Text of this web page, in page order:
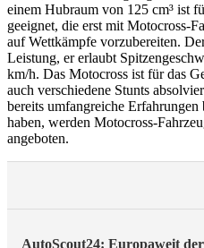
einem Hubraum von 125 cm³ ist
geeignet, die erst mit Motocross-
auf Wettkämpfe vorzubereiten.
Leistung, er erlaubt
km/h. Das Motocross ist für das
auch verschiedene Stunts
bereits umfangreiche
haben, werden Motocross-
angeboten.
AutoScout24: Europaweit